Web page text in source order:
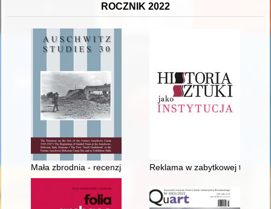
ROCZNIK 2022
Mała zbrodnia - recenzja] Reklama w zabytkowej tkance